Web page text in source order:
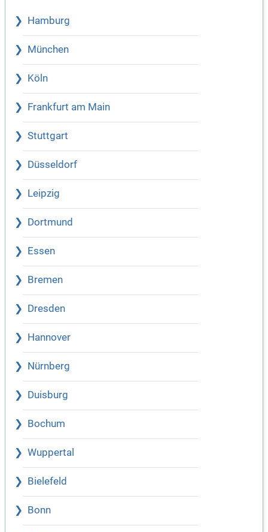
Hamburg
München
Köln
Frankfurt am Main
Stuttgart
Düsseldorf
Leipzig
Dortmund
Essen
Bremen
Dresden
Hannover
Nürnberg
Duisburg
Bochum
Wuppertal
Bielefeld
Bonn